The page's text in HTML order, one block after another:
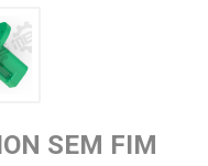
SEM FIM